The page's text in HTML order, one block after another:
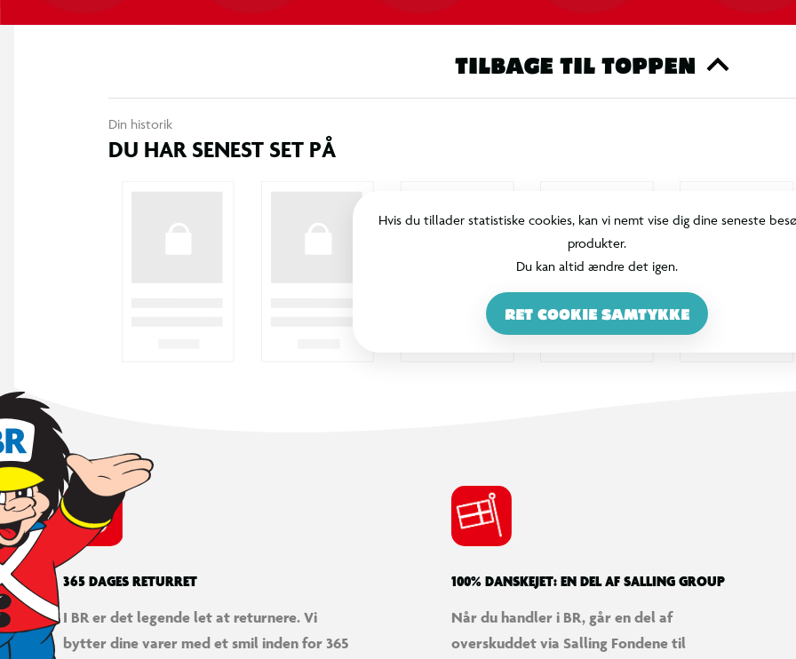
TILBAGE TIL TOPPEN
Din historik
DU HAR SENEST SET PÅ
Hvis du tillader statistiske cookies, kan vi nemt vise dig dine seneste
produkter.
Du kan altid ændre det igen.
RET COOKIE SAMTYKKE
365 DAGES RETURRET
I BR er det legende let at returnere. Vi
bytter dine varer med et smil inden for 365
100% DANSKEJET: EN DEL AF SALLING GROUP
Når du handler i BR, går en del af
overskuddet via Salling Fondene til